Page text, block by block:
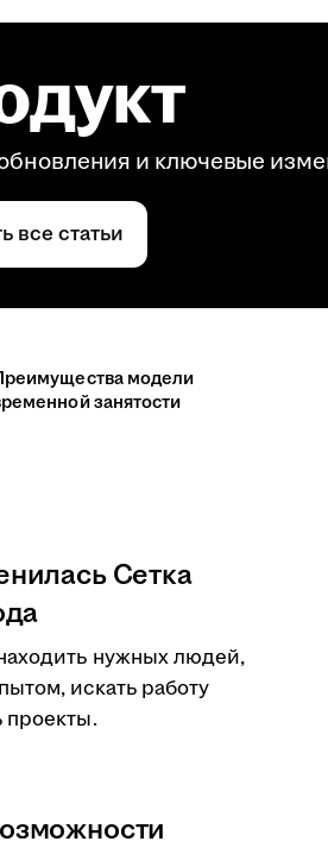
и ключевые
все статьи
модели
занятости
Сетка
нужных людей,
искать работу
проекты.